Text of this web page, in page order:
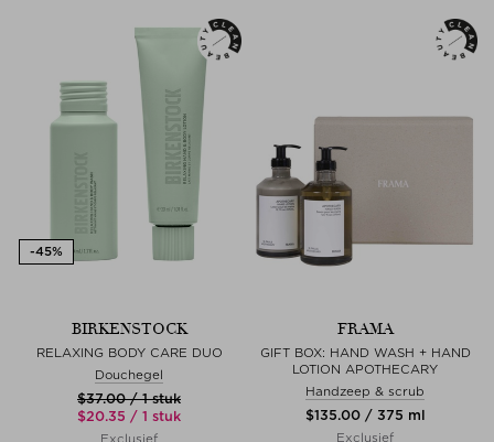
BIRKENSTOCK
RELAXING BODY CARE DUO
Douchegel
$‌37.00 / 1 stuk
$‌20.35 / 1 stuk
Exclusief
FRAMA
GIFT BOX: HAND WASH + HAND
LOTION APOTHECARY
Handzeep & scrub
$‌135.00 / 375 ml
Exclusief